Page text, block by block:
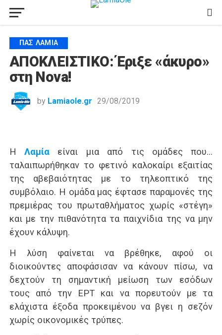
ΠΑΣ ΛΑΜΊΑ
ΑΠΟΚΛΕΙΣΤΙΚΟ: Έριξε «άκυρο»
στη Nova!
by Lamiaole.gr 29/08/2019
ΗΛαμία είναι μια από τις ομάδες που…
ταλαιπωρήθηκαν το φετινό καλοκαίρι εξαιτίας
της αβεβαιότητας με το τηλεοπτικό της
συμβόλαιο. Η ομάδα μας έφτασε παραμονές της
πρεμιέρας του πρωταθλήματος χωρίς «στέγη»
και με την πιθανότητα τα παιχνίδια της να μην
έχουν κάλυψη.
Η λύση φαίνεται να βρέθηκε, αφού οι
διοικούντες αποφάσισαν να κάνουν πίσω, να
δεχτούν τη σημαντική μείωση των εσόδων
τους από την ΕΡΤ και να πορευτούν με τα
ελάχιστα έξοδα προκειμένου να βγει η σεζόν
χωρίς οικονομικές τρύπες.